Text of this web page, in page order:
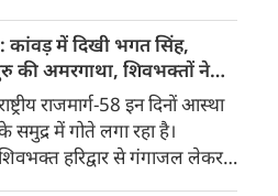
दिया। उन्होंने E20 को ‘बहुत बड़ा
बताते हुए आरोप लगाया कि
इसके इस्तेमाल से वाहनों को नुकसान
हो रहा है और इसका आर्थिक बोझ
आम उपभोक्ताओं पर पड़ रहा है।
में दिखी भगत सिंह,
की अमरगाथा, शिवभक्तों ने
राजमार्ग-58 इन दिनों आस्था
समुद्र में गोते लगा रहा है।
हरिद्वार से गंगाजल लेकर